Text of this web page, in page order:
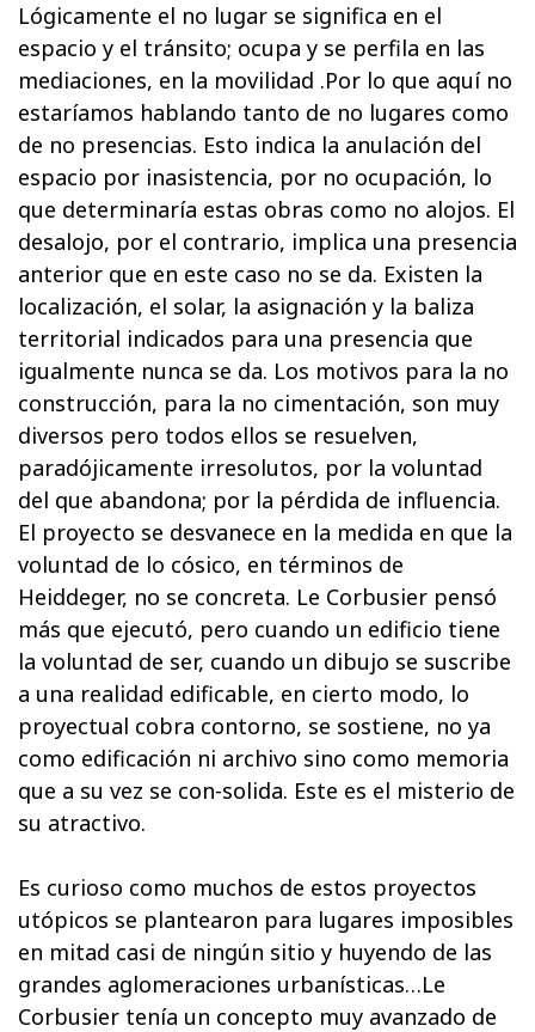
Lógicamente el no lugar se significa en el
espacio y el tránsito; ocupa y se perfila en las
mediaciones, en la movilidad .Por lo que aquí no
estaríamos hablando tanto de no lugares como
de no presencias. Esto indica la anulación del
espacio por inasistencia, por no ocupación, lo
que determinaría estas obras como no alojos. El
desalojo, por el contrario, implica una presencia
anterior que en este caso no se da. Existen la
localización, el solar, la asignación y la baliza
territorial indicados para una presencia que
igualmente nunca se da. Los motivos para la no
construcción, para la no cimentación, son muy
diversos pero todos ellos se resuelven,
paradójicamente irresolutos, por la voluntad
del que abandona; por la pérdida de influencia.
El proyecto se desvanece en la medida en que la
voluntad de lo cósico, en términos de
Heiddeger, no se concreta. Le Corbusier pensó
más que ejecutó, pero cuando un edificio tiene
la voluntad de ser, cuando un dibujo se suscribe
a una realidad edificable, en cierto modo, lo
proyectual cobra contorno, se sostiene, no ya
como edificación ni archivo sino como memoria
que a su vez se con-solida. Este es el misterio de
su atractivo.
Es curioso como muchos de estos proyectos
utópicos se plantearon para lugares imposibles
en mitad casi de ningún sitio y huyendo de las
grandes aglomeraciones urbanísticas…Le
Corbusier tenía un concepto muy avanzado de